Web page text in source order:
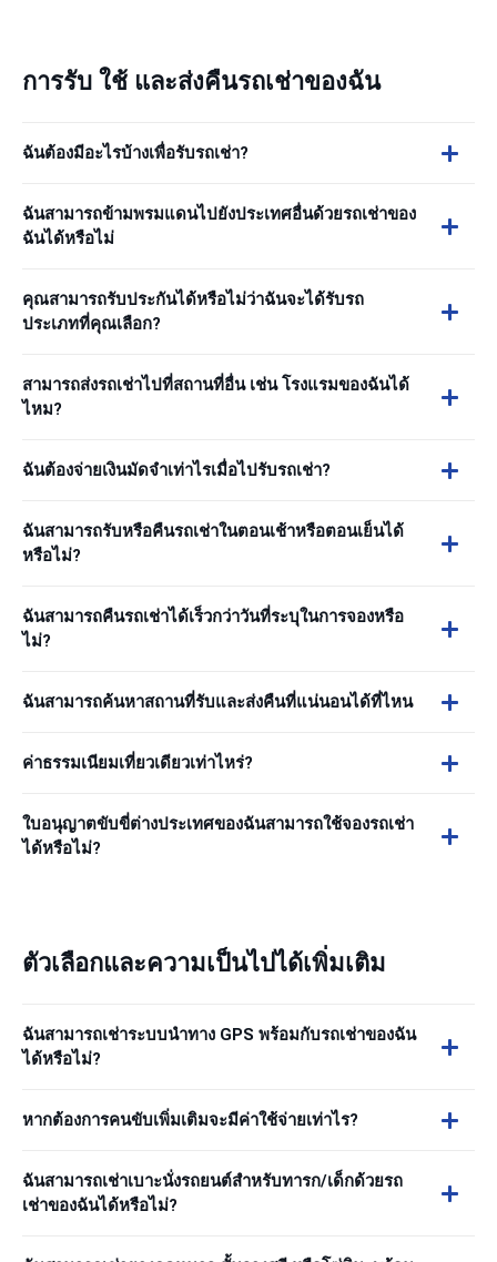
การรับ ใช้ และส่งคืนรถเช่าของฉัน
ฉันต้องมีอะไรบ้างเพื่อรับรถเช่า?
ฉันสามารถข้ามพรมแดนไปยังประเทศอื่นด้วยรถเช่าของ
ฉันได้หรือไม่
คุณสามารถรับประกันได้หรือไม่ว่าฉันจะได้รับรถ
ประเภทที่คุณเลือก?
สามารถส่งรถเช่าไปที่สถานที่อื่น เช่น โรงแรมของฉันได้
ไหม?
ฉันต้องจ่ายเงินมัดจำเท่าไรเมื่อไปรับรถเช่า?
ฉันสามารถรับหรือคืนรถเช่าในตอนเช้าหรือตอนเย็นได้
หรือไม่?
ฉันสามารถคืนรถเช่าได้เร็วกว่าวันที่ระบุในการจองหรือ
ไม่?
ฉันสามารถค้นหาสถานที่รับและส่งคืนที่แน่นอนได้ที่ไหน
ค่าธรรมเนียมเที่ยวเดียวเท่าไหร่?
ใบอนุญาตขับขี่ต่างประเทศของฉันสามารถใช้จองรถเช่า
ได้หรือไม่?
ตัวเลือกและความเป็นไปได้เพิ่มเติม
ฉันสามารถเช่าระบบนำทาง GPS พร้อมกับรถเช่าของฉัน
ได้หรือไม่?
หากต้องการคนขับเพิ่มเติมจะมีค่าใช้จ่ายเท่าไร?
ฉันสามารถเช่าเบาะนั่งรถยนต์สำหรับทารก/เด็กด้วยรถ
เช่าของฉันได้หรือไม่?